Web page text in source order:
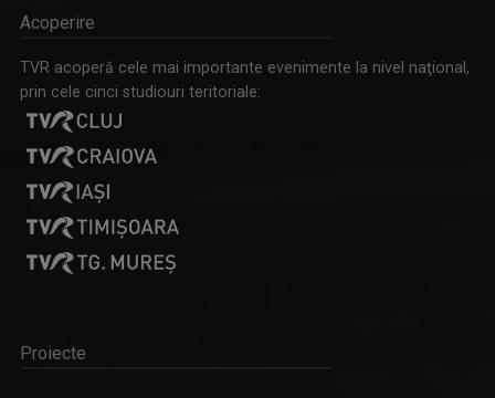
Acoperire
TVR acoperă cele mai importante evenimente la nivel naţional,
prin cele cinci studiouri teritoriale:
Proiecte